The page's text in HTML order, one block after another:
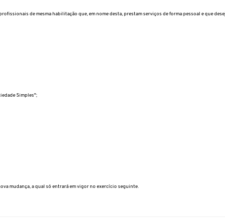
de mesma habilitação que, em nome desta, prestam serviços de forma pessoal e que
Simples";
mudança, a qual só entrará em vigor no exercício seguinte.